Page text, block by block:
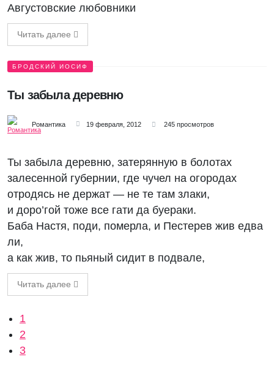
Августовские любовники
Читать далее
БРОДСКИЙ ИОСИФ
Ты забыла деревню
Романтика 19 февраля, 2012 245 просмотров
Ты забыла деревню, затерянную в болотах
залесенной губернии, где чучел на огородах
отродясь не держат — не те там злаки,
и доро’гой тоже все гати да буераки.
Баба Настя, поди, померла, и Пестерев жив едва
ли,
а как жив, то пьяный сидит в подвале,
Читать далее
Нумерация страниц
Текущая страница
1
Страница
2
Страница
3